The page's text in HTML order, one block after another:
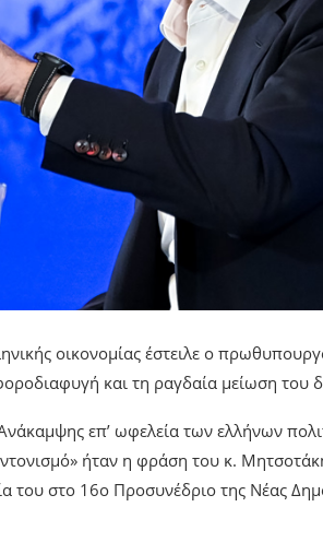
οικονομίας έστειλε ο
και τη ραγδαία μείωση του
επ’ ωφελεία των ελλήνων
ήταν η φράση του κ.
του στο 16ο Προσυνέδριο της Νέας